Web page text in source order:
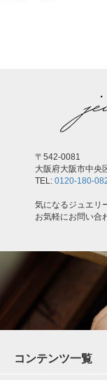
〒542-0081
大阪府大阪市中央
TEL: 0120-180-
気になるジュエリ
お気軽にお問い合
コンテンツ一覧